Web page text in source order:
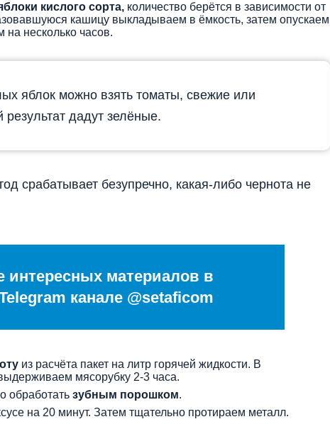
кислого сорта, количество берётся в зависимости от
кашицу выкладываем в ёмкость, затем опускаем
на несколько часов.
яблок можно взять томаты, свежие или
дадут зелёные.
срабатывает безупречно, какая-либо чернота не
интересных материалов в
канале @setaficom
из расчёта пакет на литр горячей жидкости. В
мясорубку 2-3 часа.
обработать зубным порошком.
на 20 минут. Затем тщательно протираем металл.